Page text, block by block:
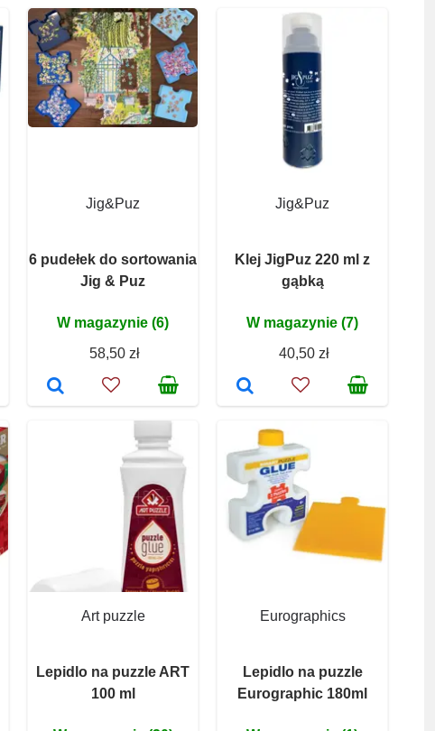
Jig&Puz
6 pudełek do sortowania
Jig & Puz
W magazynie (6)
58,50 zł
Jig&Puz
Klej JigPuz 220 ml z
gąbką
W magazynie (7)
40,50 zł
Art puzzle
Lepidlo na puzzle ART
100 ml
Eurographics
Lepidlo na puzzle
Eurographic 180ml